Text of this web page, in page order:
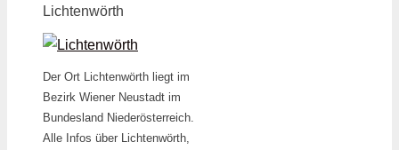
Lichtenwörth
Der Ort Lichtenwörth liegt im
Bezirk Wiener Neustadt im
Bundesland Niederösterreich.
Alle Infos über Lichtenwörth,